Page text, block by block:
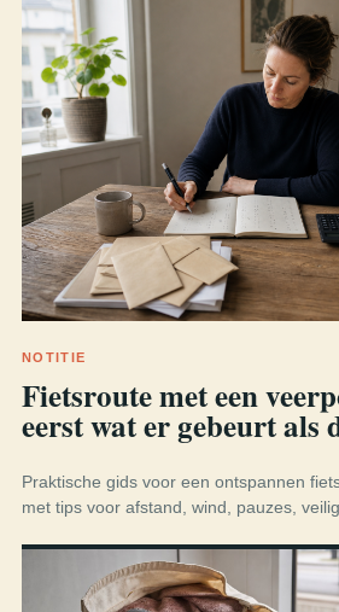
NOTITIE
Fietsroute met een
eerst wat er gebeurt als
Praktische gids voor een ontspannen
met tips voor afstand, wind, pauzes,